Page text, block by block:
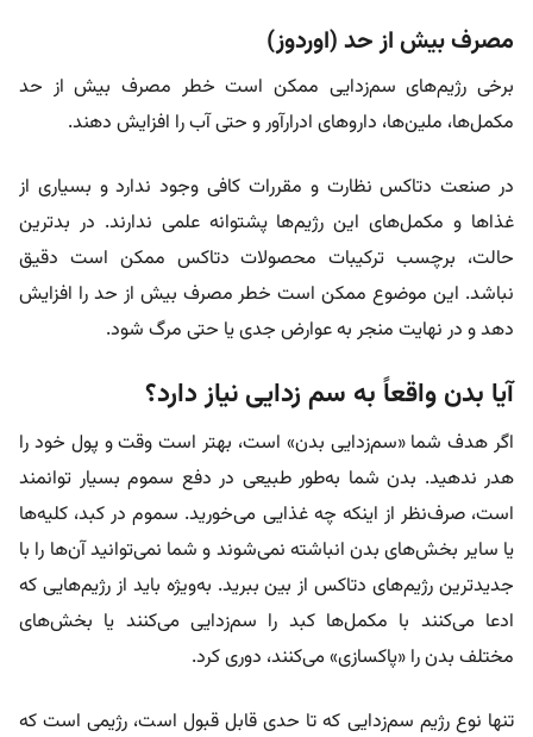
مصرف بیش از حد (اوردوز)
برخی رژیم‌های سم‌زدایی ممکن است خطر مصرف بیش از حد
مکمل‌ها، ملین‌ها، داروهای ادرارآور و حتی آب را افزایش دهند.
در صنعت دتاکس نظارت و مقررات کافی وجود ندارد و بسیاری از
غذاها و مکمل‌های این رژیم‌ها پشتوانه علمی ندارند. در بدترین
حالت، برچسب ترکیبات محصولات دتاکس ممکن است دقیق
نباشد. این موضوع ممکن است خطر مصرف بیش از حد را افزایش
دهد و در نهایت منجر به عوارض جدی یا حتی مرگ شود.
آیا بدن واقعاً به سم‌ زدایی نیاز دارد؟
اگر هدف شما «سم‌زدایی بدن» است، بهتر است وقت و پول خود را
هدر ندهید. بدن شما به‌طور طبیعی در دفع سموم بسیار توانمند
است، صرف‌نظر از اینکه چه غذایی می‌خورید. سموم در کبد، کلیه‌ها
یا سایر بخش‌های بدن انباشته نمی‌شوند و شما نمی‌توانید آن‌ها را با
جدیدترین رژیم‌های دتاکس از بین ببرید. به‌ویژه باید از رژیم‌هایی که
ادعا می‌کنند با مکمل‌ها کبد را سم‌زدایی می‌کنند یا بخش‌های
مختلف بدن را «پاکسازی» می‌کنند، دوری کرد.
تنها نوع رژیم سم‌زدایی که تا حدی قابل قبول است، رژیمی است که